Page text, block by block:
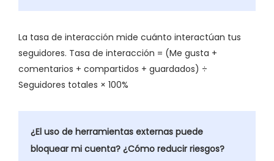
La tasa de interacción mide cuánto interactúan tus
seguidores. Tasa de interacción = (Me gusta +
comentarios + compartidos + guardados) ÷
Seguidores totales × 100%
¿El uso de herramientas externas puede
bloquear mi cuenta? ¿Cómo reducir riesgos?